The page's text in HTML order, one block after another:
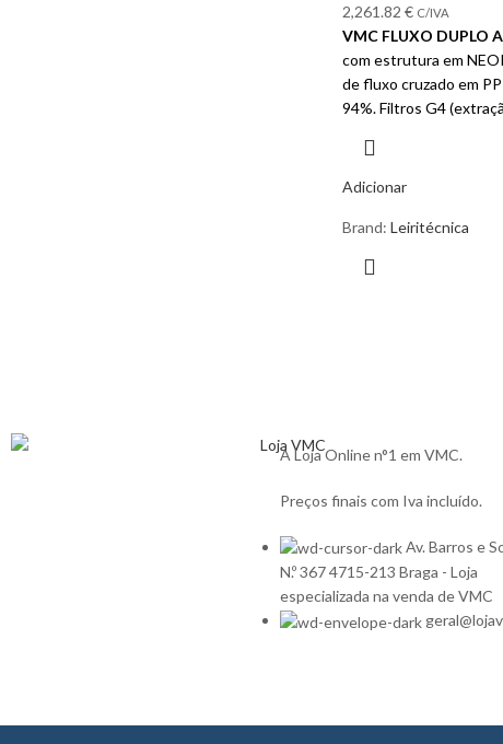
2,261.82 € C/IVA
VMC FLUXO DUPLO
com estrutura em
de fluxo cruzado em
94%. Filtros G4
Adicionar
Brand: Leiritécnica
A Loja Online n°1 em VMC.
Preços finais com Iva incluído.
Av. Barros e
N.º 367 4715-213 Braga - Loja
especializada na venda de VMC